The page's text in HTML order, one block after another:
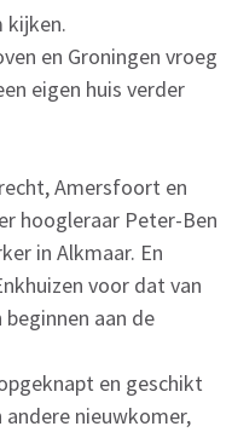
kijken.
en Groningen vroeg
eigen huis verder
Amersfoort en
hoogleraar Peter-Ben
in Alkmaar. En
voor dat van
aan de
en geschikt
nieuwkomer,